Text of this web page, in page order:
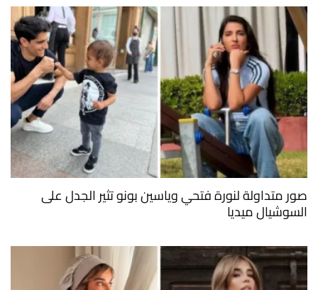
صور متداولة لنورة فتحي وياسين بونو تثير الجدل على
السوشيال ميديا